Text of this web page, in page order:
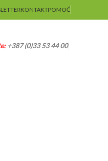
KONTAKTPOMOĆ
+387 (0)33 53 44 00